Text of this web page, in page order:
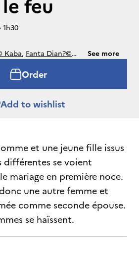
1h30
Kaba, Fanta Dian?©
See more
Order
Add to wishlist
et une jeune fille issus
différentes se voient
mariage en première noce.
une autre femme et
comme seconde épouse.
se haïssent.